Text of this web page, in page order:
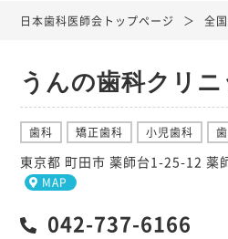
日本歯科医師会トップページ 全
うんの歯科クリニ
歯科 矯正歯科 小児歯科
東京都 町田市 薬師台1-25-12 薬
MAP
042-737-6166